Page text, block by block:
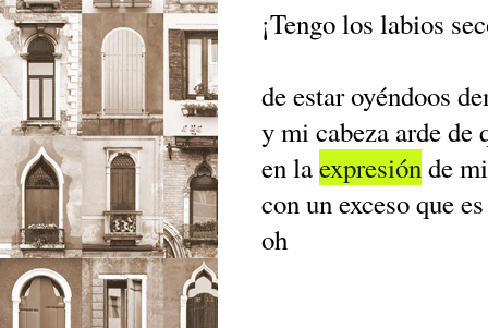
¡Tengo los labios
de estar oyéndoos
y mi cabeza arde de
en laexpresiónde
con un exceso que
oh